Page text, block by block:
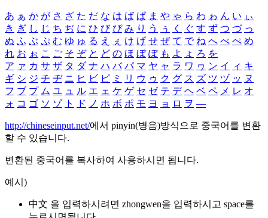
あ ぁ か が さ ざ た だ な は ば ぱ ま や ゃ ら わ ゎ ん い ぃ
き ぎ し じ ち ぢ に ひ び ぴ み り う ぅ く ぐ す ず つ づ っ
ぬ ふ ぶ ぷ む ゆ ゅ る え ぇ け げ せ ぜ て で ね へ べ ぺ め
れ お ぉ こ ご そ ぞ と ど の ほ ぼ ぽ も よ ょ ろ を
ア ァ カ サ ザ タ ダ ナ ハ バ パ マ ヤ ャ ラ ワ ヮ ン イ ィ キ
ギ シ ジ チ ヂ ニ ヒ ビ ピ ミ リ ウ ゥ ク グ ス ズ ツ ヅ ッ ヌ
フ ブ プ ム ユ ュ ル エ ェ ケ ゲ セ ゼ テ デ ヘ ベ ペ メ レ オ
ォ コ ゴ ソ ゾ ト ド ノ ホ ボ ポ モ ヨ ョ ロ ヲ ―
http://chineseinput.net/에서 pinyin(병음)방식으로 중국어를 변환
할 수 있습니다.
변환된 중국어를 복사하여 사용하시면 됩니다.
예시)
中文 을 입력하시려면 zhongwen을 입력하시고 space를